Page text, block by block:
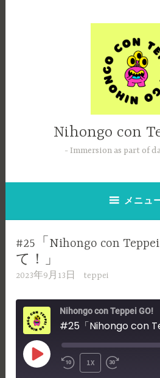
Nihongo con
Immersion as part of
メニュ
#25「Nihongo con
て！」
2023年9月13日 teppei
Nihongo con Teppei GO!
PLAY
REWIND
1X
FAST